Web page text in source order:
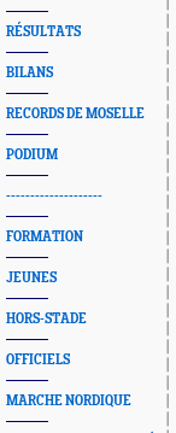
RÉSULTATS
BILANS
RECORDS DE MOSELLE
PODIUM
--------------------
FORMATION
JEUNES
HORS-STADE
OFFICIELS
MARCHE NORDIQUE